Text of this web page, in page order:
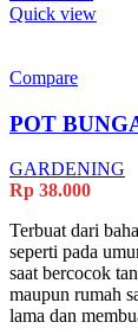
Quick view
Compare
POT
GARDENING
Rp 38.000
Terbuat dari
seperti pada
saat bercocok
maupun rumah
lama dan